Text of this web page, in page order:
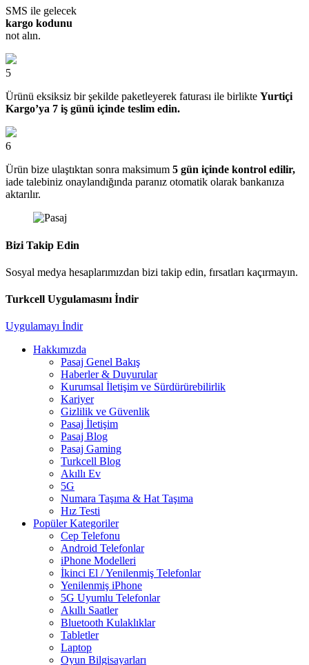
SMS ile gelecek
kargo kodunu
not alın.
5
Ürünü eksiksiz bir şekilde paketleyerek faturası ile birlikte Yurtiçi
Kargo’ya 7 iş günü içinde teslim edin.
6
Ürün bize ulaştıktan sonra maksimum 5 gün içinde kontrol edilir,
iade talebiniz onaylandığında paranız otomatik olarak bankanıza
aktarılır.
Bizi Takip Edin
Sosyal medya hesaplarımızdan bizi takip edin, fırsatları kaçırmayın.
Turkcell Uygulamasını İndir
Uygulamayı İndir
Hakkımızda
Pasaj Genel Bakış
Haberler & Duyurular
Kurumsal İletişim ve Sürdürürebilirlik
Kariyer
Gizlilik ve Güvenlik
Pasaj İletişim
Pasaj Blog
Pasaj Gaming
Turkcell Blog
Akıllı Ev
5G
Numara Taşıma & Hat Taşıma
Hız Testi
Popüler Kategoriler
Cep Telefonu
Android Telefonlar
iPhone Modelleri
İkinci El / Yenilenmiş Telefonlar
Yenilenmiş iPhone
5G Uyumlu Telefonlar
Akıllı Saatler
Bluetooth Kulaklıklar
Tabletler
Laptop
Oyun Bilgisayarları